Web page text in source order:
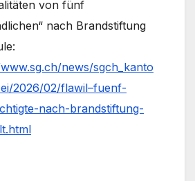
von fünf
nach Brandstiftung
news/sgch_kanto
2026/02/flawil–fuenf-
nach-brandstiftung-